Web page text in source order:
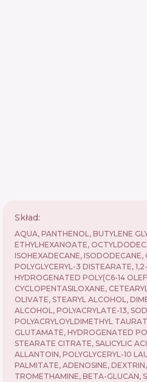
Skład:
AQUA, PANTHENOL, BUTYLENE
ETHYLHEXANOATE,
ISOHEXADECANE, ISODODECANE,
POLYGLYCERYL-3 DISTEARATE,
HYDROGENATED POLY(C6-14
CYCLOPENTASILOXANE,
OLIVATE, STEARYL ALCOHOL,
ALCOHOL, POLYACRYLATE-13,
POLYACRYLOYLDIMETHYL
GLUTAMATE, HYDROGENATED
STEARATE CITRATE, SALICYLIC
ALLANTOIN, POLYGLYCERYL-10
PALMITATE, ADENOSINE,
TROMETHAMINE, BETA-GLUCAN,